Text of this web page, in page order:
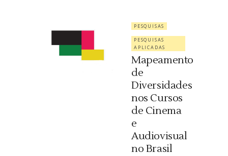
PESQUISAS
PESQUISAS
APLICADAS
Mapeamento
de
Diversidades
nos Cursos
de Cinema
e
Audiovisual
no Brasil